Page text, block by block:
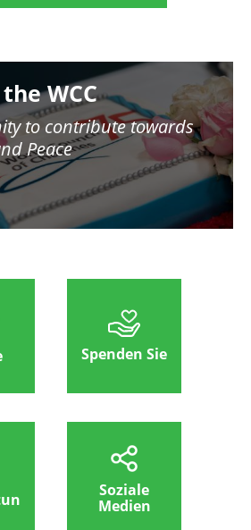
WCC
to contribute towards
Peace
Spenden Sie
Soziale
Medien